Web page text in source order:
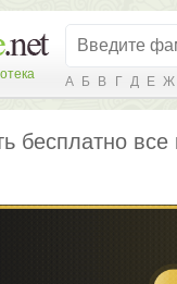
А Б В Г Д Е Ж
бесплатно все